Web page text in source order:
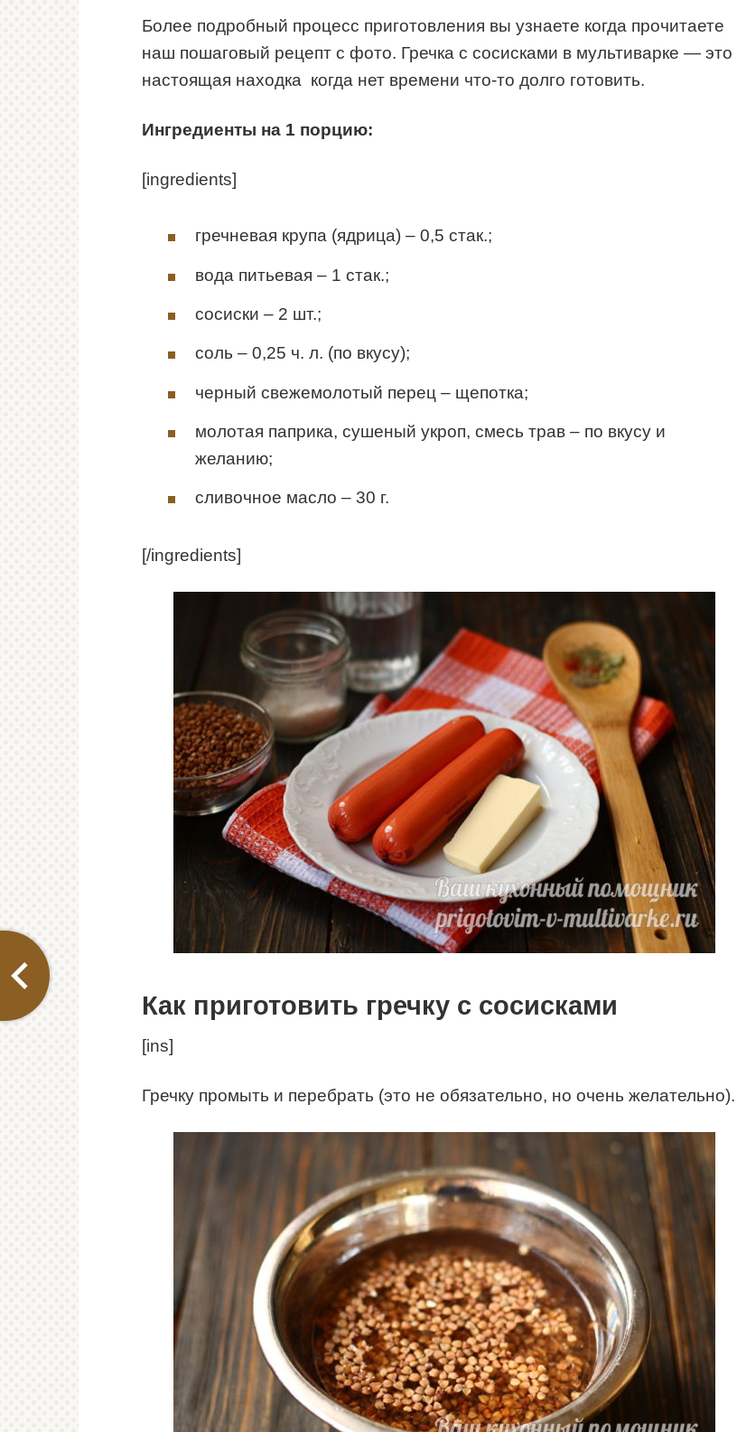
Более подробный процесс приготовления вы узнаете когда прочитаете
наш пошаговый рецепт с фото. Гречка с сосисками в мультиварке — это
настоящая находка когда нет времени что-то долго готовить.
Ингредиенты на 1 порцию:
[ingredients]
гречневая крупа (ядрица) – 0,5 стак.;
вода питьевая – 1 стак.;
сосиски – 2 шт.;
соль – 0,25 ч. л. (по вкусу);
черный свежемолотый перец – щепотка;
молотая паприка, сушеный укроп, смесь трав – по вкусу и
желанию;
сливочное масло – 30 г.
[/ingredients]
Как приготовить гречку с сосисками
[ins]
Гречку промыть и перебрать (это не обязательно, но очень желательно).